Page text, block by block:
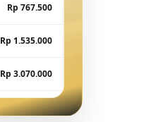
Rp 767.500
Rp 1.535.000
Rp 3.070.000
Rp 7.675.000